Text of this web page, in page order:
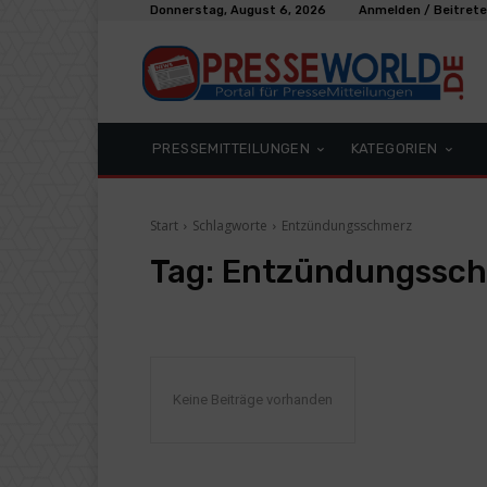
Donnerstag, August 6, 2026 Anmelden /
PRESSEMITTEILUNGEN KATEGORIEN
Start Schlagworte Entzündungsschmerz
Tag:
Keine Beiträge vorhanden